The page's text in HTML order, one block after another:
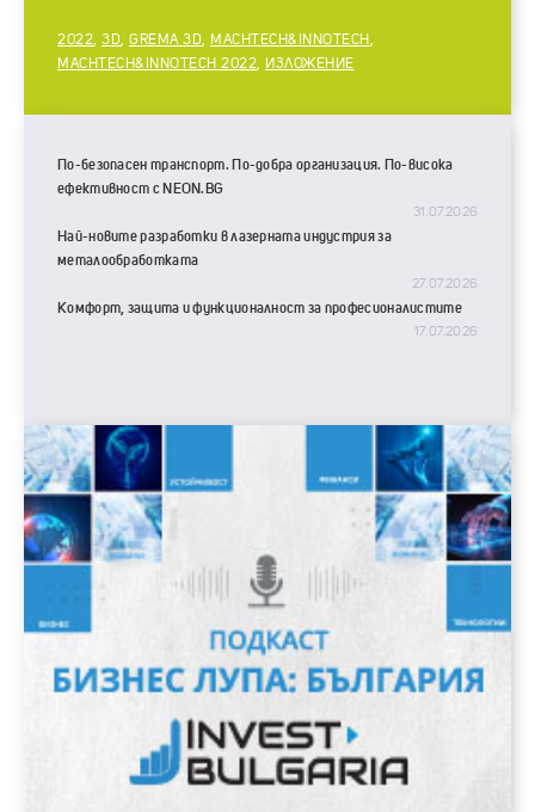
2022, 3D, GREMA 3D, MACHTECH&INNOTECH,
MACHTECH&INNOTECH 2022, ИЗЛОЖЕНИЕ
По-безопасен транспорт. По-добра организация. По-висока
ефективност с NEON.BG
31.07.2026
Най-новите разработки в лазерната индустрия за
металообработката
27.07.2026
Комфорт, защита и функционалност за професионалистите
17.07.2026